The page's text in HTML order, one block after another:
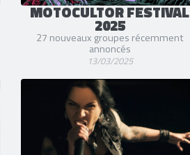
MOTOCULTOR FESTIVAL
2025
27 nouveaux groupes récemment
annoncés
13/03/2025